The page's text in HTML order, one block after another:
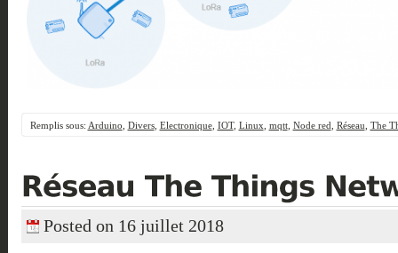
Remplis sous: Arduino Divers, Electronique, IOT, Linux mqtt, Node red Réseau The
Posted on 16 juillet 2018